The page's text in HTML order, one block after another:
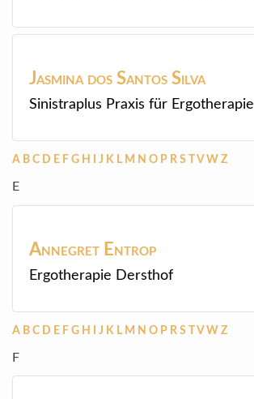
Jasmina dos Santos Silva
Sinistraplus Praxis für Ergotherapie
A B C D E F G H J K L M N O P R S V W Z
E
Annegret Entrop
Ergotherapie Dersthof
A B C D E F G H J K L M N O P R S TV W Z
F